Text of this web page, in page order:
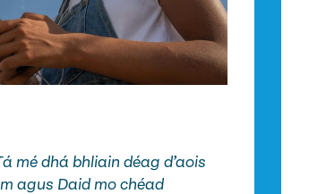
mé dhá bhliain déag d’aois
agus Daid mo chéad